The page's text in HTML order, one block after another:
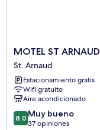
MOTEL
ST
ARNAUD
St.
Arnaud
MOTEL ST ARNAUD
St. Arnaud
Estacionamiento gratis
Wifi gratuito
Aire acondicionado
8.0
de
8.0 Muy bueno
37 opiniones